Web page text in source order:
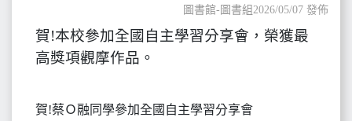
圖書館-圖書組2026/05/07 發佈
賀!本校參加全國自主學習分享會，榮獲最
高獎項觀摩作品。
賀!蔡Ｏ融同學參加全國自主學習分享會